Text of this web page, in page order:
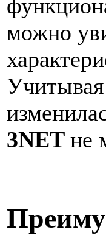
можно
3NET не